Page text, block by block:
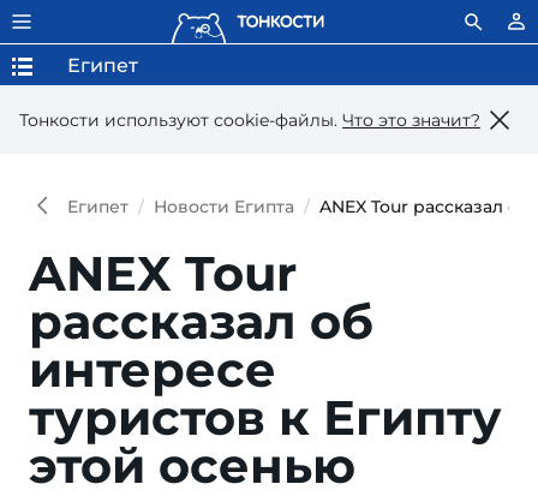
Тонкости используют сookie-файлы. Что это значит?
Египет
Египет Новости Египта ANEX Tour рассказал
ANEX Tour
рассказал об
интересе
туристов к Египту
этой осенью